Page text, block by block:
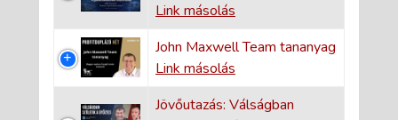
Link másolás
John Maxwell Team tananyag
Link másolás
Jövőutazás: Válságban